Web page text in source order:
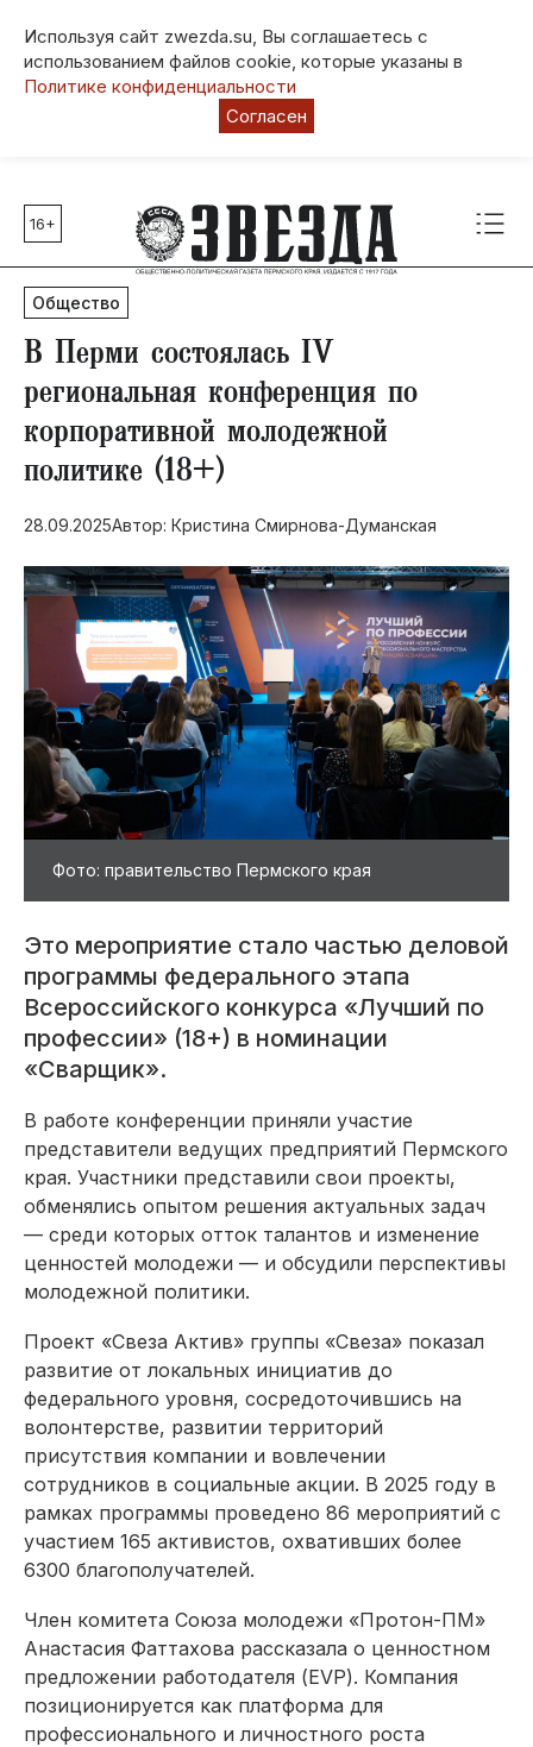
Используя сайт zwezda.su, Вы соглашаетесь с
использованием файлов cookie, которые указаны в
Политике конфиденциальности
Согласен
Главные темы
80 лет Победы
Молодежная столица РФ
СВО
Выборы в Пермском крае
Социальная поддержка
Инфраструктура
Благоустройство
16+
Общество
В Перми состоялась IV
региональная конференция по
корпоративной молодежной
политике (18+)
28.09.2025Автор: Кристина Смирнова-Думанская
Фото: правительство Пермского края
Это мероприятие стало частью деловой
программы федерального этапа
Всероссийского конкурса «Лучший по
профессии» (18+) в номинации
«Сварщик».
В работе конференции приняли участие
представители ведущих предприятий Пермского
края. Участники представили свои проекты,
обменялись опытом решения актуальных задач
— среди которых отток талантов и изменение
ценностей молодежи — и обсудили перспективы
молодежной политики.
Проект «Свеза Актив» группы «Свеза» показал
развитие от локальных инициатив до
федерального уровня, сосредоточившись на
волонтерстве, развитии территорий
присутствия компании и вовлечении
сотрудников в социальные акции. В 2025 году в
рамках программы проведено 86 мероприятий с
участием 165 активистов, охвативших более
6300 благополучателей.
Член комитета Союза молодежи «Протон-ПМ»
Анастасия Фаттахова рассказала о ценностном
предложении работодателя (EVP). Компания
позиционируется как платформа для
профессионального и личностного роста